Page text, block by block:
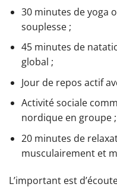
30 minutes de yoga
souplesse ;
45 minutes de
global ;
Jour de repos actif
Activité sociale
nordique en groupe ;
20 minutes de
musculairement et
L’important est